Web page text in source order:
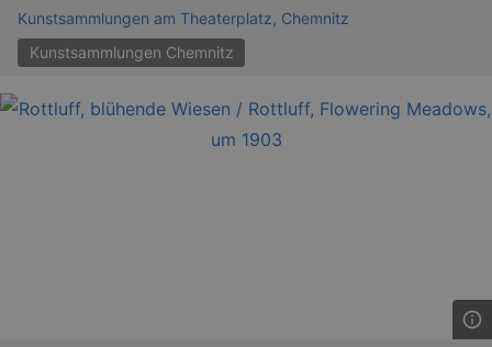
Kunstsammlungen am Theaterplatz, Chemnitz
Kunstsammlungen Chemnitz